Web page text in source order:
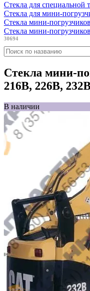
Стекла для специальной
Стекла для мини-
Стекла мини-
Стекла мини-
30694
Стекла мини-
216B, 226B,
В наличии